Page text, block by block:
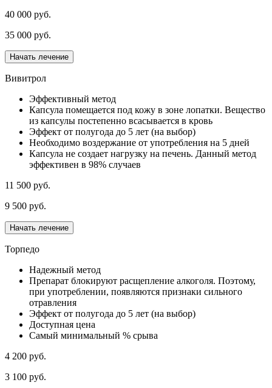
40 000 руб.
35 000 руб.
Начать лечение
Вивитрол
Эффективный метод
Капсула помещается под кожу в зоне лопатки. Вещество
из капсулы постепенно всасывается в кровь
Эффект от полугода до 5 лет (на выбор)
Необходимо воздержание от употребления на 5 дней
Капсула не создает нагрузку на печень. Данный метод
эффективен в 98% случаев
11 500 руб.
9 500 руб.
Начать лечение
Торпедо
Надежный метод
Препарат блокируют расщепление алкоголя. Поэтому,
при употреблении, появляются признаки сильного
отравления
Эффект от полугода до 5 лет (на выбор)
Доступная цена
Самый минимальный % срыва
4 200 руб.
3 100 руб.